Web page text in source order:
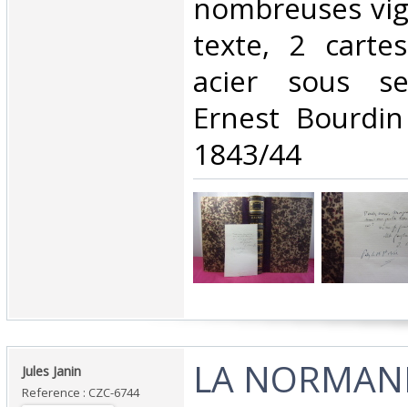
nombreuses
texte, 2
acier sous
Ernest
1843/44 ‎
‎Jules Janin‎
Reference : CZC-6744
‎LA